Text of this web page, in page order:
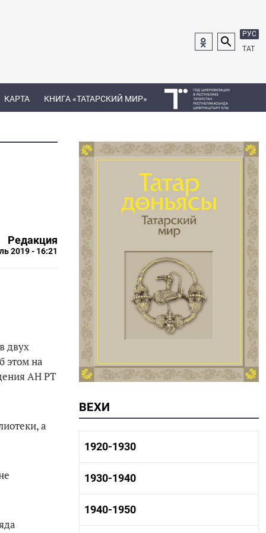
РУС
ТАТ
КАРТА КНИГА «ТАТАРСКИЙ МИР»
Редакция
2019 - 16:21
двух
этом на
АН РТ
а
ВЕХИ
1920-1930
1920-1930 история
1920-1930 культура
1930-1940
1930-1940 история
1930-1940 культура
1940-1950